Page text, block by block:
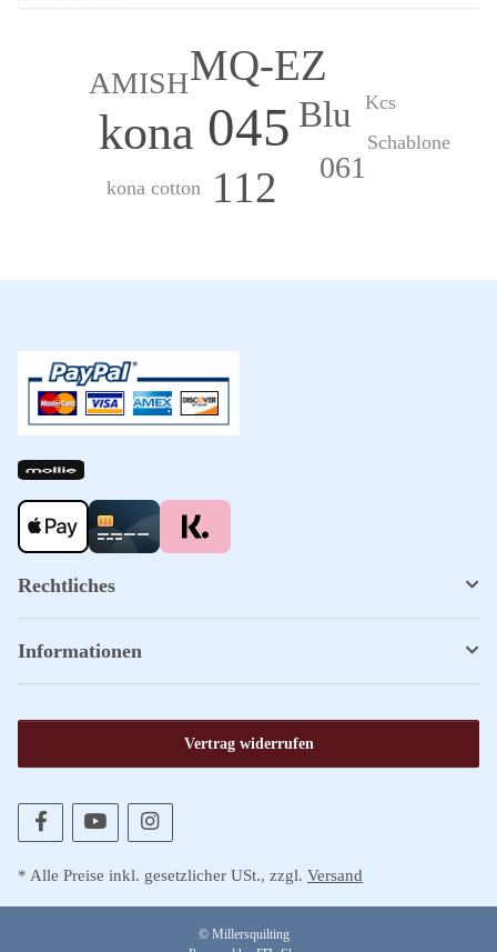
045
kona
MQ-EZ
112
Blu
AMISH
061
Kcs
Schablone
kona cotton
Rechtliches
Informationen
Vertrag widerrufen
* Alle Preise inkl. gesetzlicher USt., zzgl. Versand
© Millersquilting